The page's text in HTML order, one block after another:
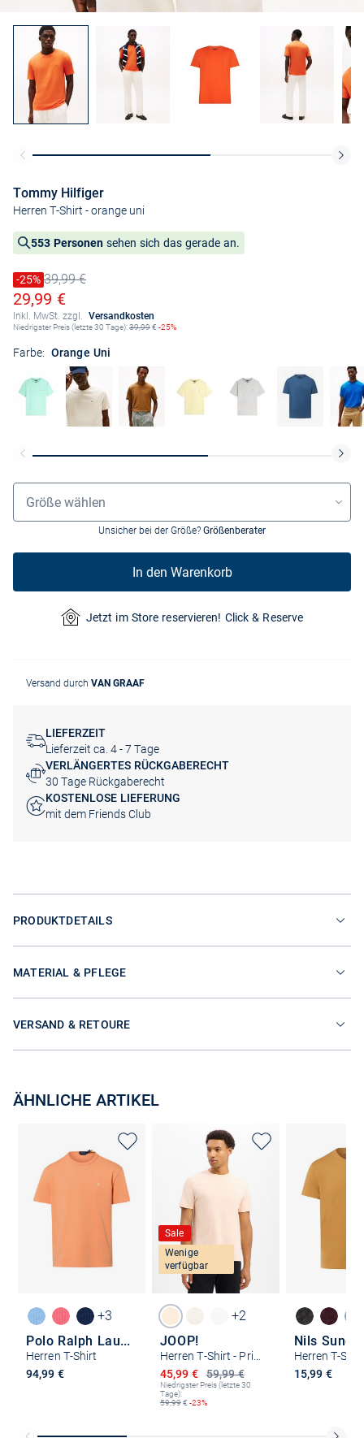
Tommy Hilfiger
Herren T-Shirt - orange uni
553 Personen sehen sich das gerade an.
Preis reduziert um
-25%
Alter Preis39,99 €
Ermäßigter Preis
29,99 €
Inkl. MwSt. zzgl. Versandkosten
Niedrigster Preis (letzte 30 Tage):39,99€ -25%
Farbe: Orange Uni
Größenauswahl
Größe wählen
Unsicher bei der Größe? Größenberater
In den Warenkorb
Jetzt im Store reservieren! Click & Reserve
Versand durch VAN GRAAF
LIEFERZEIT
Lieferzeit ca. 4 - 7 Tage
VERLÄNGERTES RÜCKGABERECHT
30 Tage Rückgaberecht
KOSTENLOSE LIEFERUNG
mit dem Friends Club
PRODUKTDETAILS
MATERIAL & PFLEGE
VERSAND & RETOURE
ÄHNLICHE ARTIKEL
+3
Polo Ralph Lauren
Herren T-Shirt
94,99 €
Sale
Wenige
verfügbar
+2
JOOP!
59,99 €
Ermäßigter Preis
45,99 €
Niedrigster Preis (letzte 30
Tage):
59,99€ -23%
Nils
Herren T-Shirt
15,99 €